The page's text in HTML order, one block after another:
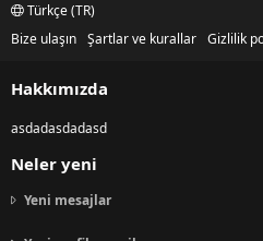
Türkçe (TR)
Bize ulaşın Şartlar ve kurallar Gizlilik
Hakkımızda
asdadasdadasd
Neler yeni
Yeni mesajlar